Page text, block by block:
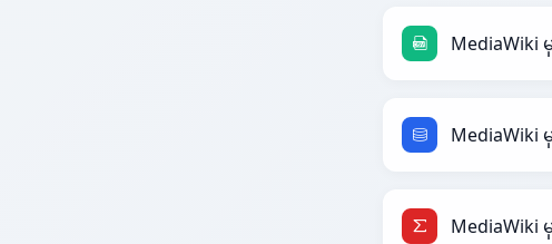
MediaWiki
MediaWiki
MediaWiki